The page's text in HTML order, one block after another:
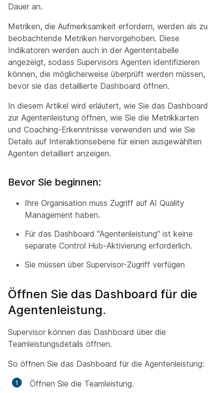
Dauer an.
Metriken, die Aufmerksamkeit erfordern, werden als zu
beobachtende Metriken hervorgehoben. Diese
Indikatoren werden auch in der Agententabelle
angezeigt, sodass Supervisors Agenten identifizieren
können, die möglicherweise überprüft werden müssen,
bevor sie das detaillierte Dashboard öffnen.
In diesem Artikel wird erläutert, wie Sie das Dashboard
zur Agentenleistung öffnen, wie Sie die Metrikkarten
und Coaching-Erkenntnisse verwenden und wie Sie
Details auf Interaktionsebene für einen ausgewählten
Agenten detailliert anzeigen.
Bevor Sie beginnen:
Ihre Organisation muss Zugriff auf AI Quality
Management haben.
Für das Dashboard "Agentenleistung" ist keine
separate Control Hub-Aktivierung erforderlich.
Sie müssen über Supervisor-Zugriff verfügen
Öffnen Sie das Dashboard für die
Agentenleistung.
Supervisor können das Dashboard über die
Teamleistungsdetails öffnen.
So öffnen Sie das Dashboard für die Agentenleistung:
Öffnen Sie die Teamleistung.